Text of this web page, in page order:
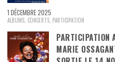
1 DÉCEMBRE 2025
ALBUMS CONCERTS PARTICIPATION
PARTICIPATION
MARIE